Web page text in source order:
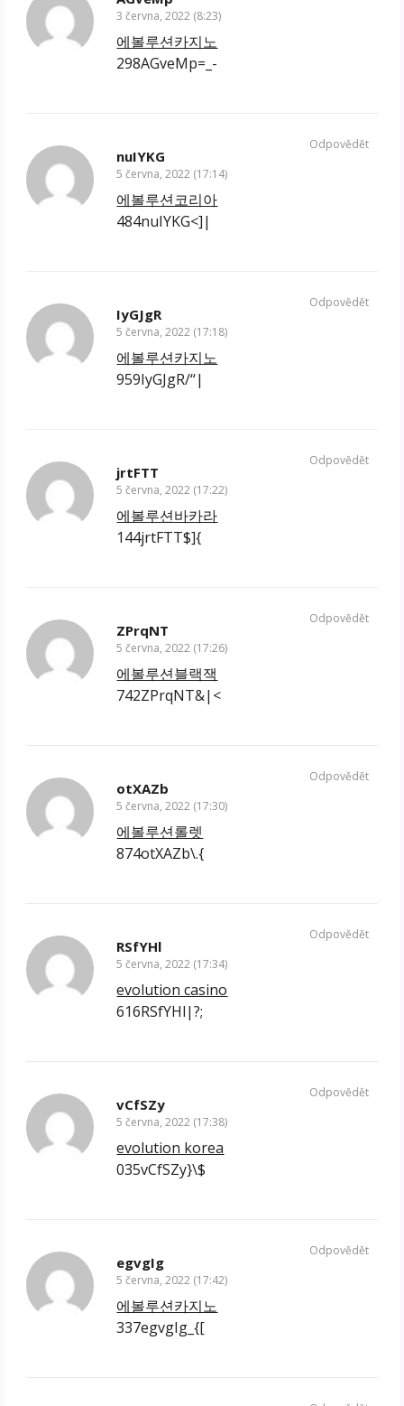
3 června, 2022 (8:23)
에볼루션카지노
298AGveMp=_-
nuIYKG
5 června, 2022 (17:14)
에볼루션코리아
484nuIYKG<]|
Odpovědět
IyGJgR
5 června, 2022 (17:18)
에볼루션카지노
959IyGJgR/“|
Odpovědět
jrtFTT
5 června, 2022 (17:22)
에볼루션바카라
144jrtFTT$]{
Odpovědět
ZPrqNT
5 června, 2022 (17:26)
에볼루션블랙잭
742ZPrqNT&|<
Odpovědět
otXAZb
5 června, 2022 (17:30)
에볼루션롤렛
874otXAZb\.{
Odpovědět
RSfYHl
5 června, 2022 (17:34)
evolution casino
616RSfYHl|?;
Odpovědět
vCfSZy
5 června, 2022 (17:38)
evolution korea
035vCfSZy}\$
Odpovědět
egvgIg
5 června, 2022 (17:42)
에볼루션카지노
337egvgIg_{[
Odpovědět